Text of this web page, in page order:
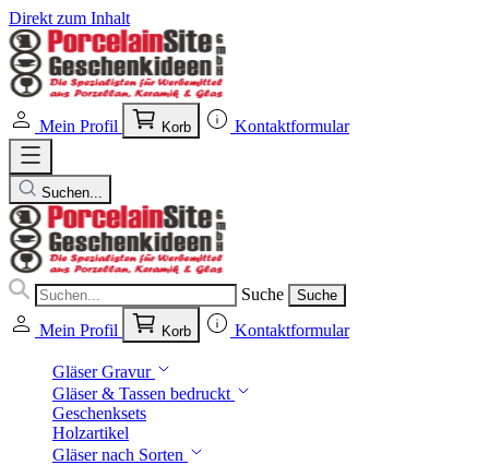
Direkt zum Inhalt
Mein Profil Korb Kontaktformular
Suchen...
Suche Suche
Mein Profil Korb Kontaktformular
Gläser Gravur
Gläser & Tassen bedruckt
Geschenksets
Holzartikel
Gläser nach Sorten